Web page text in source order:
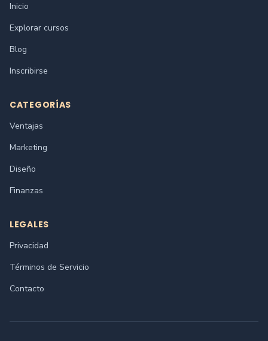
Inicio
Explorar cursos
Blog
Inscribirse
CATEGORÍAS
Ventajas
Marketing
Diseño
Finanzas
LEGALES
Privacidad
Términos de Servicio
Contacto